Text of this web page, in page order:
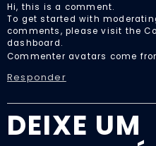
Hi, this is a comment.
To get started with
comments, please visit the
dashboard.
Commenter avatars come
Responder
DEIXE UM